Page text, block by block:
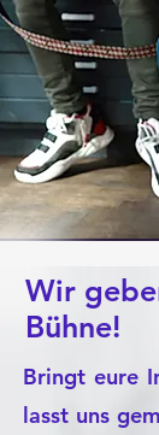
Wir
Bühne!
Bringt eure
lasst uns